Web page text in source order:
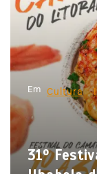
ç
o
d
e
P
s
Cultura
31º